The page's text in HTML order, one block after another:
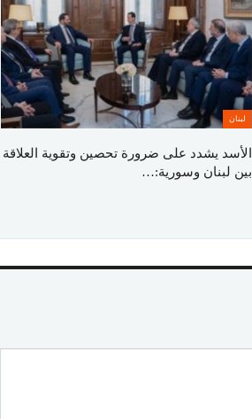
لبنان
الأسد يشدد على ضرورة تحصين وتقوية العلاقة
بين لبنان وسورية:…